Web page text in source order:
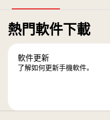
熱門軟件下載
軟件更新
了解如何更新手機軟件。